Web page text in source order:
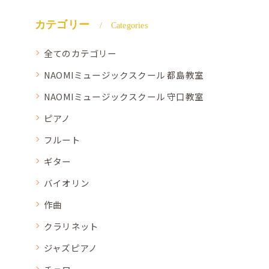
カテゴリー Categories
全てのカテゴリー
NAOMIミュージックスクール 都島教室
NAOMIミュージックスクール 守口教室
ピアノ
フルート
ギター
バイオリン
作曲
クラリネット
ジャズピアノ